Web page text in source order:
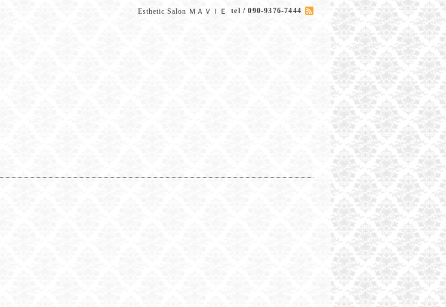
Esthetic Salon ＭＡＶＩＥ tel / 090-9376-7444